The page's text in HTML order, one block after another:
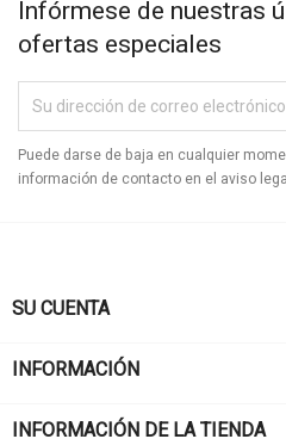
Infórmese de nuestras
ofertas especiales
Puede darse de baja en cualquier
información de contacto en el aviso
SU CUENTA
INFORMACIÓN
INFORMACIÓN DE LA TIENDA